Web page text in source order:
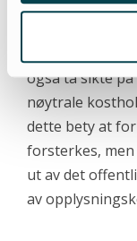
ganger lite i
det viktig at
også ta sikte
nøytrale
dette bety at
forsterkes,
ut av det
av